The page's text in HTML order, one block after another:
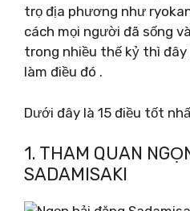
trọ địa phương như
cách mọi người đã sống
trong nhiều thế kỷ thì
làm điều đó .
Dưới đây là 15 điều tốt
1. THAM QUAN
SADAMISAKI